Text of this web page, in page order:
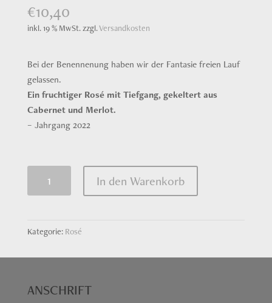
€10,40
inkl. 19 % MwSt. zzgl.Versandkosten
Bei der Benennenung haben wir der Fantasie freien Lauf
gelassen.
Ein fruchtiger Rosé mit Tiefgang, gekeltert aus
Cabernet und Merlot.
– Jahrgang 2022
Menge
In den Warenkorb
Kategorie: Rosé
ANSCHRIFT